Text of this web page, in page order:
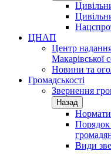
ЦНАП
Центр
Макарівської
Новини та
Громадськості
Звернення
Назад
Порядок
Види